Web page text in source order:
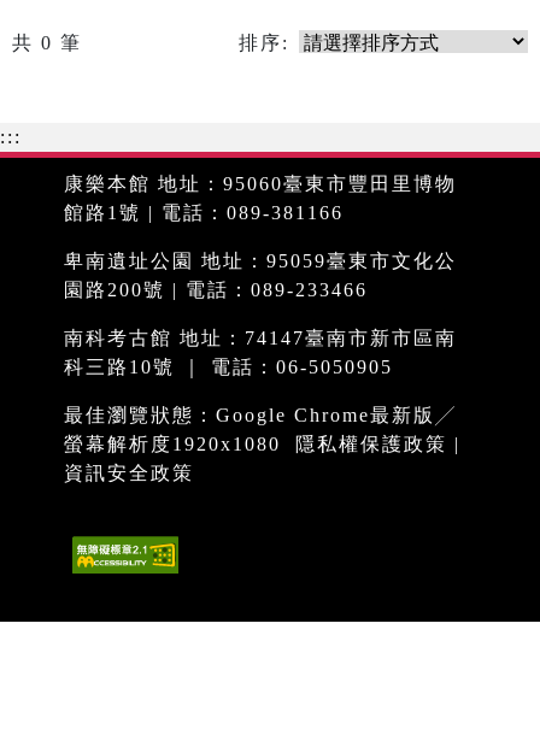
共 0 筆 排序:
:::
康樂本館 地址：95060臺東市豐田里博物
館路1號 | 電話：089-381166
卑南遺址公園 地址：95059臺東市文化公
園路200號 | 電話：089-233466
南科考古館 地址：74147臺南市新市區南
科三路10號 ｜ 電話：06-5050905
最佳瀏覽狀態：Google Chrome最新版╱
螢幕解析度1920x1080
隱私權保護政策 |
資訊安全政策